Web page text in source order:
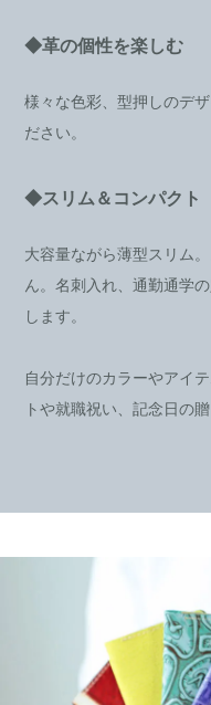
◆革の個性を楽しむ
様々な色彩、型押しのデ
ださい。
◆スリム＆コンパクト
大容量ながら薄型スリム
ん。名刺入れ、通勤通学
します。
自分だけのカラーやアイ
トや就職祝い、記念日の